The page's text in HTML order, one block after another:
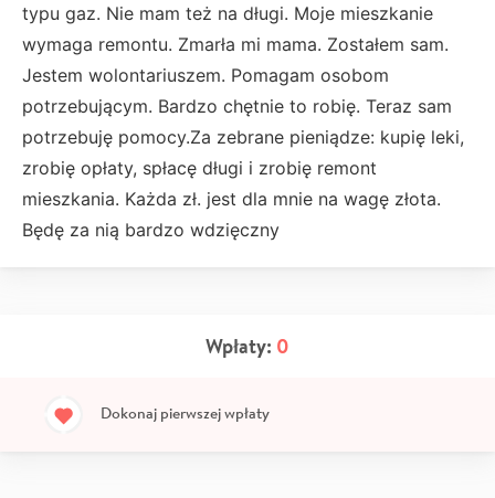
typu gaz. Nie mam też na długi. Moje mieszkanie
wymaga remontu. Zmarła mi mama. Zostałem sam.
Jestem wolontariuszem. Pomagam osobom
potrzebującym. Bardzo chętnie to robię. Teraz sam
potrzebuję pomocy.Za zebrane pieniądze: kupię leki,
zrobię opłaty, spłacę długi i zrobię remont
mieszkania. Każda zł. jest dla mnie na wagę złota.
Będę za nią bardzo wdzięczny
Wpłaty: 0
Dokonaj pierwszej wpłaty